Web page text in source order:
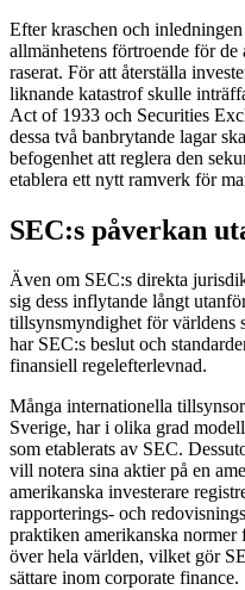
Efter kraschen och
allmänhetens förtroende för
raserat. För att återställa
liknande katastrof skulle
Act of 1933 och Securities
dessa två banbrytande lagar
befogenhet att reglera den
etablera ett nytt ramverk för
SEC:s påverkan
Även om SEC:s direkta
sig dess inflytande långt
tillsynsmyndighet för världens
har SEC:s beslut och
finansiell regelefterlevnad.
Många internationella
Sverige, har i olika grad
som etablerats av SEC.
vill notera sina aktier på en
amerikanska investerare
rapporterings- och
praktiken amerikanska normer
över hela världen, vilket gör
sättare inom corporate finance.